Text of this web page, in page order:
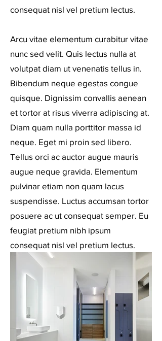
consequat nisl vel pretium lectus.
Arcu vitae elementum curabitur vitae
nunc sed velit. Quis lectus nulla at
volutpat diam ut venenatis tellus in.
Bibendum neque egestas congue
quisque. Dignissim convallis aenean
et tortor at risus viverra adipiscing at.
Diam quam nulla porttitor massa id
neque. Eget mi proin sed libero.
Tellus orci ac auctor augue mauris
augue neque gravida. Elementum
pulvinar etiam non quam lacus
suspendisse. Luctus accumsan tortor
posuere ac ut consequat semper. Eu
feugiat pretium nibh ipsum
consequat nisl vel pretium lectus.